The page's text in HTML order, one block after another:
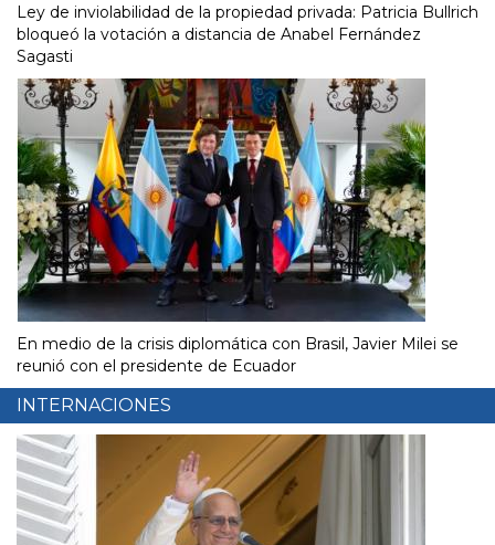
Ley de inviolabilidad de la propiedad privada: Patricia Bullrich
bloqueó la votación a distancia de Anabel Fernández
Sagasti
En medio de la crisis diplomática con Brasil, Javier Milei se
reunió con el presidente de Ecuador
INTERNACIONES